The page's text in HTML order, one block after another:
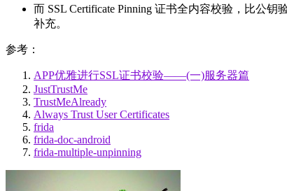
而 SSL Certificate Pinning 证书全内容校验，比公
补充。
参考：
APP优雅进行SSL证书校验——(一)服务器篇
JustTrustMe
TrustMeAlready
Always Trust User Certificates
frida
frida-doc-android
frida-multiple-unpinning